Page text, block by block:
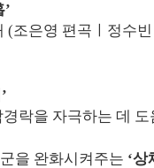
’
(조은영 편곡ㅣ정수
경락을 자극하는 데
을 완화시켜주는 ‘상